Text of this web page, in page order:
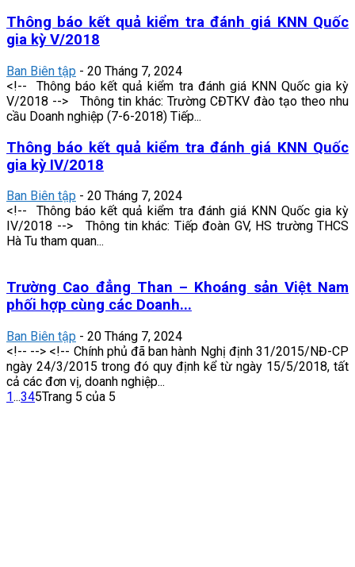
Thông báo kết quả kiểm tra đánh giá KNN Quốc
gia kỳ V/2018
Ban Biên tập - 20 Tháng 7, 2024
<!-- Thông báo kết quả kiểm tra đánh giá KNN Quốc gia kỳ
V/2018 --> Thông tin khác: Trường CĐTKV đào tạo theo nhu
cầu Doanh nghiệp (7-6-2018) Tiếp...
Thông báo kết quả kiểm tra đánh giá KNN Quốc
gia kỳ IV/2018
Ban Biên tập - 20 Tháng 7, 2024
<!-- Thông báo kết quả kiểm tra đánh giá KNN Quốc gia kỳ
IV/2018 --> Thông tin khác: Tiếp đoàn GV, HS trường THCS
Hà Tu tham quan...
Trường Cao đẳng Than – Khoáng sản Việt Nam
phối hợp cùng các Doanh...
Ban Biên tập - 20 Tháng 7, 2024
<!-- --> <!-- Chính phủ đã ban hành Nghị định 31/2015/NĐ-CP
ngày 24/3/2015 trong đó quy định kể từ ngày 15/5/2018, tất
cả các đơn vị, doanh nghiệp...
1...345Trang 5 của 5